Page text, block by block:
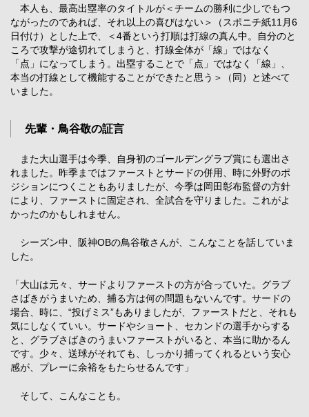
本人も、最高出塁率のタイトルが＜チームの勝利に少しでもつ
ながったのであれば、それ以上の喜びはない＞（スポニチ紙11月6
日付け）とした上で、＜4番という打順は打線の真ん中。自分のと
ころで攻撃が途切れてしまうと、打線全体が「線」ではなく
「点」になってしまう。出塁することで「点」ではなく「線」、
本当の打線として機能することができたと思う＞（同）と述べて
いました。
先輩・鳥谷敬の証言
また大山選手は今季、自身初のゴールデングラブ賞にも選出さ
れました。昨季まではファーストとサードの併用、時に外野のポ
ジションにつくこともありましたが、今季は岡田彰布監督の方針
により、ファーストに固定され、全試合を守りました。これがよ
かったのかもしれません。
シーズン中、阪神OBの鳥谷敬さんが、こんなことを話していま
した。
「大山は元々、サードよりファーストの方が合っていた。グラブ
さばきがうまいため、捕る方は何の問題もないんです。サードの
場合、時に、“投げミス”もありましたが、ファーストだと、それも
気にしなくていい。サードやショート、セカンドの選手からする
と、グラブさばきのうまいファーストがいると、本当に助かるん
です。少々、送球がそれても、しっかり捕ってくれるという安心
感が、プレーに余裕をもたらせるんです」
そして、こんなことも。